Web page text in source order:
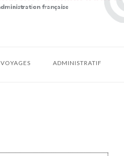
VOYAGES ADMINISTRATIF